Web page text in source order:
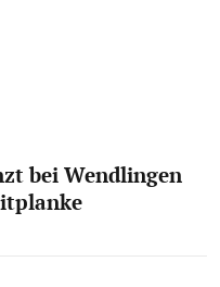
bei Wendlingen